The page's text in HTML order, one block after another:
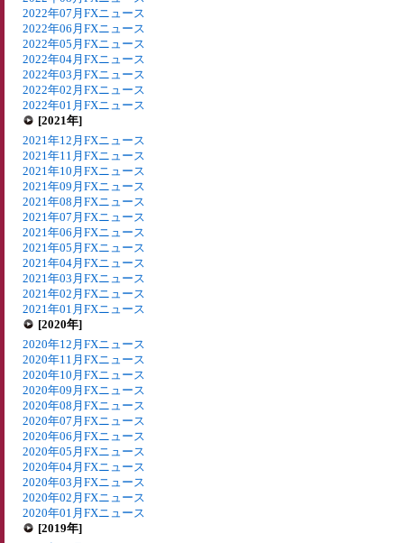
2022年07月FXニュース
2022年06月FXニュース
2022年05月FXニュース
2022年04月FXニュース
2022年03月FXニュース
2022年02月FXニュース
2022年01月FXニュース
[2021年]
2021年12月FXニュース
2021年11月FXニュース
2021年10月FXニュース
2021年09月FXニュース
2021年08月FXニュース
2021年07月FXニュース
2021年06月FXニュース
2021年05月FXニュース
2021年04月FXニュース
2021年03月FXニュース
2021年02月FXニュース
2021年01月FXニュース
[2020年]
2020年12月FXニュース
2020年11月FXニュース
2020年10月FXニュース
2020年09月FXニュース
2020年08月FXニュース
2020年07月FXニュース
2020年06月FXニュース
2020年05月FXニュース
2020年04月FXニュース
2020年03月FXニュース
2020年02月FXニュース
2020年01月FXニュース
[2019年]